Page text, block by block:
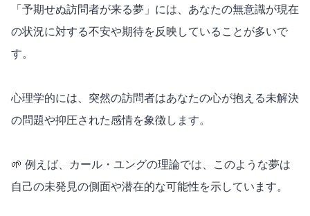
「予期せぬ訪問者が来る夢」には、あなたの無意識が現在
の状況に対する不安や期待を反映していることが多いで
す。
心理学的には、突然の訪問者はあなたの心が抱える未解決
の問題や抑圧された感情を象徴します。
🌱 例えば、カール・ユングの理論では、このような夢は
自己の未発見の側面や潜在的な可能性を示しています。